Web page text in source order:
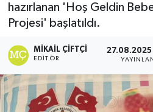
hazırlanan 'Hoş Geldin
Projesi' başlatıldı.
MIKAIL ÇIFTÇI
EDITÖR
27.08.2025
Dünya
Eğitim
Ekonomi
Genel
Tüm Manşetler
Son Dakika Haberleri
Haber Arşivi